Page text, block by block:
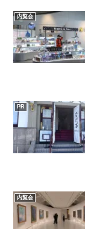
内覧会
PR
内覧会